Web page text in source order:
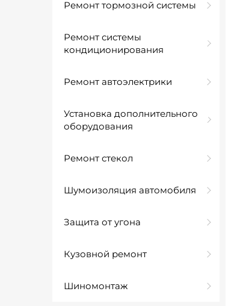
Ремонт тормозной системы
Ремонт системы
кондиционирования
Ремонт автоэлектрики
Установка дополнительного
оборудования
Ремонт стекол
Шумоизоляция автомобиля
Защита от угона
Кузовной ремонт
Шиномонтаж